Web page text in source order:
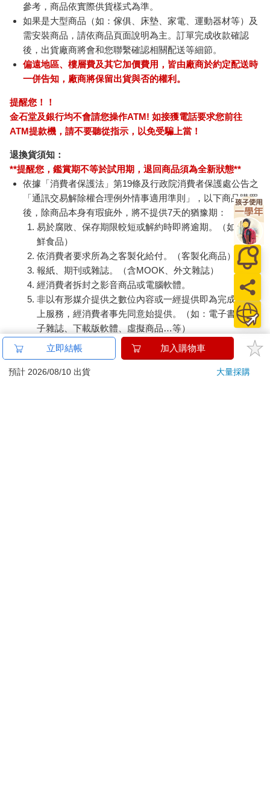
參考，商品依實際供貨樣式為準。
如果是大型商品（如：傢俱、床墊、家電、運動器材等）及
需安裝商品，請依商品頁面說明為主。訂單完成收款確認
後，出貨廠商將會和您聯繫確認相關配送等細節。
偏遠地區、樓層費及其它加價費用，皆由廠商於約定配送時
一併告知，廠商將保留出貨與否的權利。
提醒您！！
金石堂及銀行均不會請您操作ATM! 如接獲電話要求您前往
ATM提款機，請不要聽從指示，以免受騙上當！
退換貨須知：
**提醒您，鑑賞期不等於試用期，退回商品須為全新狀態**
依據「消費者保護法」第19條及行政院消費者保護處公告之
「通訊交易解除權合理例外情事適用準則」，以下商品購買
後，除商品本身有瑕疵外，將不提供7天的猶豫期：
易於腐敗、保存期限較短或解約時即將逾期。（如：生
鮮食品）
依消費者要求所為之客製化給付。（客製化商品）
報紙、期刊或雜誌。（含MOOK、外文雜誌）
經消費者拆封之影音商品或電腦軟體。
非以有形媒介提供之數位內容或一經提供即為完成之線
上服務，經消費者事先同意始提供。（如：電子書、電
子雜誌、下載版軟體、虛擬商品…等）
已拆封之個人衛生用品。（如：內衣褲、刮鬍刀、除毛
刀…等）
若非上列種類商品，均享有到貨7天的猶豫期（含例假
立即結帳 加入購物車
預計 2026/08/10 出貨 大量採購